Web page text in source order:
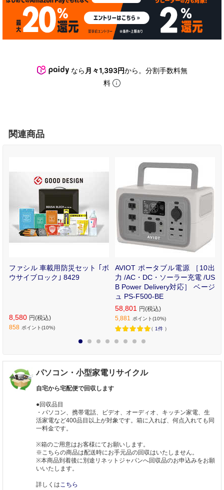
なら 月々1,393円から。分割手数料無
料
関連商品
ファシル 車載用防災セット ｢ボ
ウサイブロック｣ 8429
8,580 円(税込)
858 ポイント(10%)
AVIOT ポータブル電源 ［10出
力 /AC・DC・ソーラー充電 /US
B Power Delivery対応］ ベージ
ュ PS-F500-BE
58,801
円(税込)
5,881 ポイント(10%)
（ 1件 ）
パソコン・小型家電リサイクル
自宅から宅配便で回収します
●回収品目
・パソコン、携帯電話、ビデオ、オーディオ、キッチン家電、生
活家電など400品目以上が対象です。箱に入れば、何点入れても同
一料金です。
※箱のご用意はお客様にてお願いします。
※こちらの商品は配送時にお手元品の回収はいたしません。
※本商品到着後に別途リネットジャパンへ回収品のお申込みをお願
いいたします。
詳しくはこちら